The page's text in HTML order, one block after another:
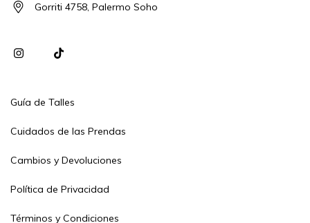
Gorriti 4758, Palermo Soho
Guía de Talles
Cuidados de las Prendas
Cambios y Devoluciones
Política de Privacidad
Términos y Condiciones